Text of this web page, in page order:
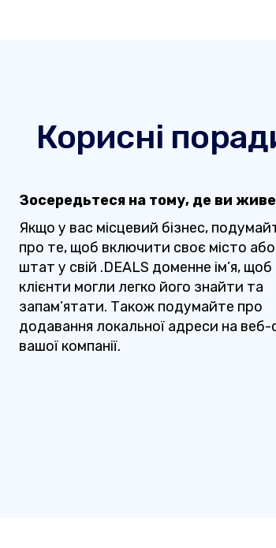
Корисні
Зосередьтеся на тому, де ви
Якщо у вас місцевий бізнес,
про те, щоб включити своє місто або
штат у свій .DEALS доменне ім’я, щоб
клієнти могли легко його знайти та
запам’ятати. Також подумайте про
додавання локальної адреси на веб-
вашої компанії.